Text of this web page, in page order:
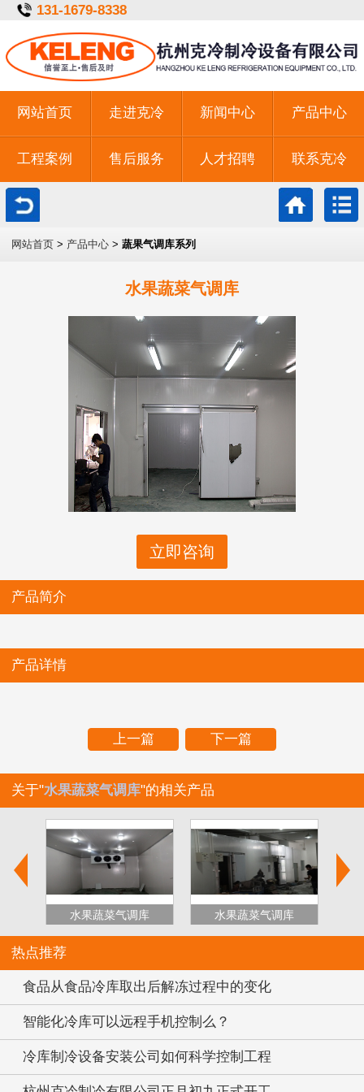
131-1679-8338
网站首页 走进克冷 新闻中心 产品中心
工程案例 售后服务 人才招聘 联系克冷
一键拨号
网站首页 > 产品中心 > 蔬果气调库系列
水果蔬菜气调库
立即咨询
产品简介
产品详情
上一篇 下一篇
关于"水果蔬菜气调库"的相关产品
水果蔬菜气调库 水果蔬菜气调库
热点推荐
食品从食品冷库取出后解冻过程中的变化
智能化冷库可以远程手机控制么？
冷库制冷设备安装公司如何科学控制工程